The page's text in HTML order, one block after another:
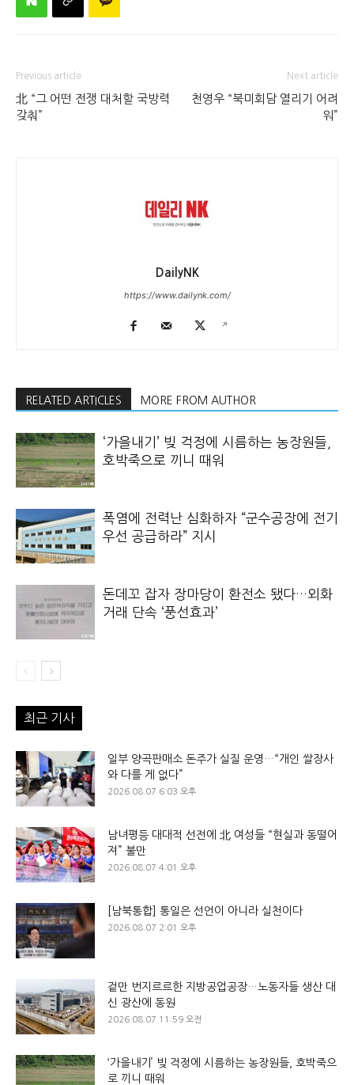
Previous article
北 “그 어떤 전쟁 대처할 국방력
갖춰”
Next article
천영우 “북미회담 열리기 어려
워”
DailyNK
https://www.dailynk.com/
RELATED ARTICLES MORE FROM AUTHOR
‘가을내기’ 빚 걱정에 시름하는 농장원들,
호박죽으로 끼니 때워
폭염에 전력난 심화하자 “군수공장에 전기
우선 공급하라” 지시
돈데꼬 잡자 장마당이 환전소 됐다…외화
거래 단속 ‘풍선효과’
최근 기사
일부 양곡판매소 돈주가 실질 운영…“개인 쌀장사
와 다를 게 없다”
2026.08.07 6:03 오후
남녀평등 대대적 선전에 北 여성들 “현실과 동떨어
져” 불만
2026.08.07 4:01 오후
[남북통합] 통일은 선언이 아니라 실천이다
2026.08.07 2:01 오후
겉만 번지르르한 지방공업공장…노동자들 생산 대
신 광산에 동원
2026.08.07 11:59 오전
‘가을내기’ 빚 걱정에 시름하는 농장원들, 호박죽으
로 끼니 때워